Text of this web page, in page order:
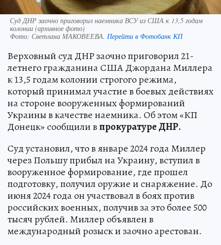
Суд ДНР заочно приговорил наемника ВСУ из США к 13,5 годам
колонии (архивное фото)
Фото: Светлана МАКОВЕЕВА. Перейти в Фотобанк КП
Верховный суд ДНР заочно приговорил 21-
летнего гражданина США Джордана Миллера
к 13,5 годам колонии строгого режима,
который принимал участие в боевых действиях
на стороне вооруженных формирований
Украины в качестве наемника. Об этом «КП
Донецк» сообщили впрокуратуре ДНР.
Суд установил, что в январе 2024 года Миллер
через Польшу прибыл на Украину, вступил в
вооруженное формирование, где прошел
подготовку, получил оружие и снаряжение. До
июня 2024 года он участвовал в боях против
российских военных, получив за это более 500
тысяч рублей. Миллер объявлен в
международный розыск и заочно арестован.